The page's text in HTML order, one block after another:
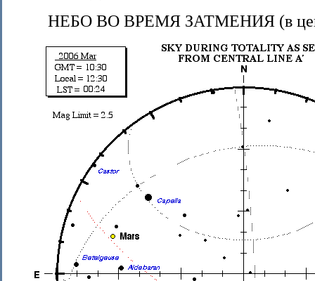
НЕБО ВО ВРЕМЯ ЗАТМЕНИЯ (в